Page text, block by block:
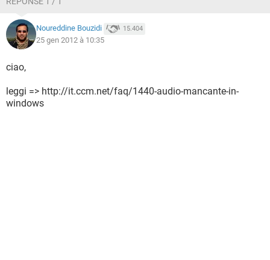
Audio
Conexant High Definition SmartAudio 221
Notebook Hp Pavillion dv6700
Noureddine Bouzidi 15.404
25 gen 2012 à 10:35
ciao,
leggi => http://it.ccm.net/faq/1440-audio-mancante-in-
windows